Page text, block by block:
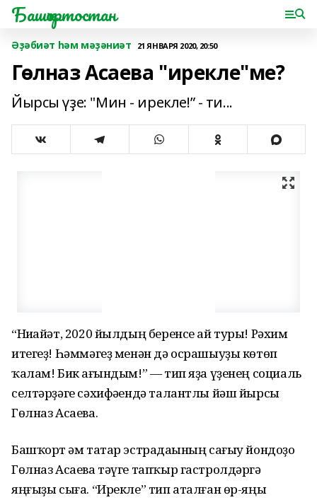
Башҡортостан
Әҙәбиәт һәм мәҙәниәт 21 ЯНВАРЯ 2020, 20:50
Гөлназ Асаева "ирекле"ме?
Йырсы үҙе: "Мин - ирекле!” - ти...
“Ниһайәт, 2020 йылдың беренсе ай туры! Рәхим
итегеҙ! Һәммәгеҙ менән дә осрашыуҙы көтөп
ҡалам! Бик һағындым!” — тип яҙа үҙенең социаль
селтәрҙәге сәхифәһендә талантлы йәш йырсы
Гөлназ Асаева.
Башҡорт һәм татар эстрадаһының сағыу йондоҙо
Гөлназ Асаева тәүге тапҡыр гастролдәргә
яңғыҙы сыға. “Ирекле” тип аталған өр-яңы